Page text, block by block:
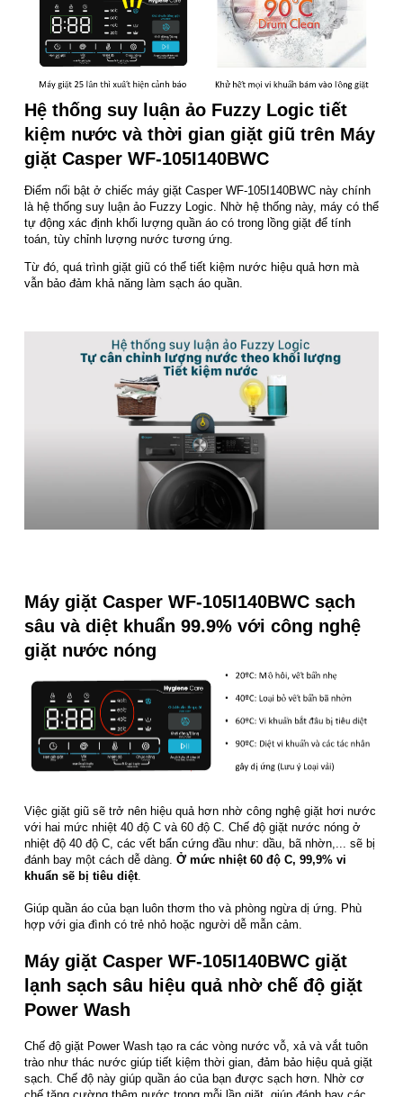
Hệ thống suy luận ảo Fuzzy Logic tiết
kiệm nước và thời gian giặt giũ trên Máy
giặt Casper WF-105I140BWC
Điểm nổi bật ở chiếc máy giặt Casper WF-105I140BWC này chính
là hệ thống suy luận ảo Fuzzy Logic. Nhờ hệ thống này, máy có thể
tự động xác định khối lượng quần áo có trong lồng giặt để tính
toán, tùy chỉnh lượng nước tương ứng.
Từ đó, quá trình giặt giũ có thể tiết kiệm nước hiệu quả hơn mà
vẫn bảo đảm khả năng làm sạch áo quần.
Máy giặt Casper WF-105I140BWC sạch
sâu và diệt khuẩn 99.9% với công nghệ
giặt nước nóng
Việc giặt giũ sẽ trở nên hiệu quả hơn nhờ công nghệ giặt hơi nước
với hai mức nhiệt 40 độ C và 60 độ C. Chế độ giặt nước nóng ở
nhiệt độ 40 độ C, các vết bẩn cứng đầu như: dầu, bã nhờn,... sẽ bị
đánh bay một cách dễ dàng. Ở mức nhiệt 60 độ C, 99,9% vi
khuẩn sẽ bị tiêu diệt.
Giúp quần áo của bạn luôn thơm tho và phòng ngừa dị ứng. Phù
hợp với gia đình có trẻ nhỏ hoặc người dễ mẫn cảm.
Máy giặt Casper WF-105I140BWC giặt
lạnh sạch sâu hiệu quả nhờ chế độ giặt
Power Wash
Chế độ giặt Power Wash tạo ra các vòng nước vỗ, xả và vắt tuôn
trào như thác nước giúp tiết kiệm thời gian, đảm bảo hiệu quả giặt
sạch. Chế độ này giúp quần áo của bạn được sạch hơn. Nhờ cơ